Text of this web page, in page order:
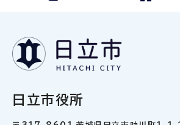
日立市役所